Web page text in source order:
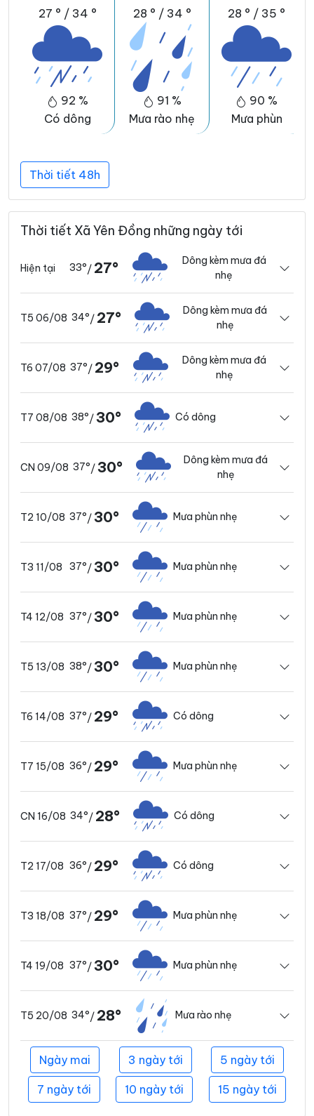
27 ° / 34 °
92 %
Có dông
28 ° / 34 °
91 %
Mưa rào nhẹ
28 ° / 35 °
90 %
Mưa phùn
Thời tiết 48h
Thời tiết Xã Yên Đồng những ngày tới
Hiện tại 33°/ 27°
Dông kèm mưa đá
nhẹ
T5 06/08 34°/ 27°
Dông kèm mưa đá
nhẹ
T6 07/08 37°/ 29°
Dông kèm mưa đá
nhẹ
T7 08/08 38°/30° Có dông
CN 09/08 37°/30°
Dông kèm mưa đá
nhẹ
T2 10/08 37°/30° Mưa phùn nhẹ
T3 11/08 37°/30° Mưa phùn nhẹ
T4 12/08 37°/30° Mưa phùn nhẹ
T5 13/08 38°/30° Mưa phùn nhẹ
T6 14/08 37°/ 29° Có dông
T7 15/08 36°/ 29° Mưa phùn nhẹ
CN 16/08 34°/ 28° Có dông
T2 17/08 36°/ 29° Có dông
T3 18/08 37°/ 29° Mưa phùn nhẹ
T4 19/08 37°/30° Mưa phùn nhẹ
T5 20/08 34°/ 28° Mưa rào nhẹ
Ngày mai 3 ngày tới 5 ngày tới
7 ngày tới 10 ngày tới 15 ngày tới